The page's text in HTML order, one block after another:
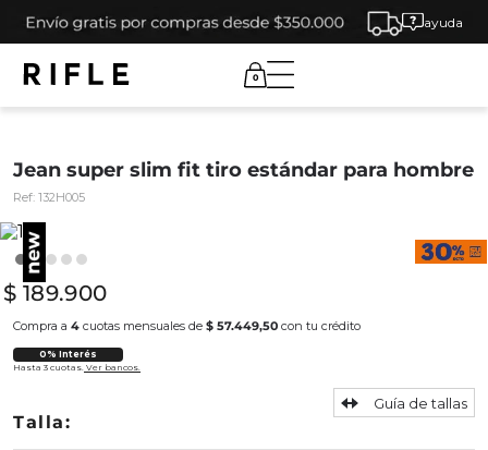
ayuda
0
Jean super slim fit tiro estándar para hombre
Ref: 132H005
$ 189.900
Compra a 4 cuotas mensuales de $ 57.449,50 con tu crédito
0% Interés
Hasta 3 cuotas. Ver bancos.
Guía de tallas